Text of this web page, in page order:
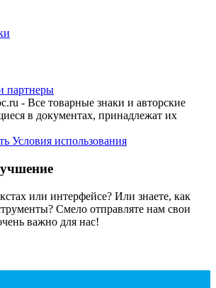
партнеры
- Все товарные знаки и авторские
в документах, принадлежат их
Условия использования
или интерфейсе? Или знаете, как
Смело отправляте нам свои
важно для нас!